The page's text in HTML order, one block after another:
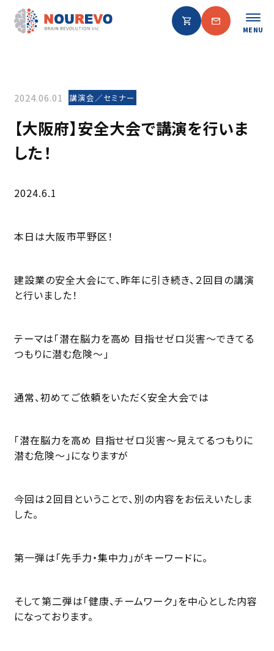
MENU
2024.06.01 講演会／セミナー
【大阪府】安全大会で講演を行いま
した！
2024.6.1
本日は大阪市平野区！
建設業の安全大会にて、昨年に引き続き、２回目の講演
と行いました！
テーマは「潜在脳力を高め 目指せゼロ災害〜できてる
つもりに潜む危険〜」
通常、初めてご依頼をいただく安全大会では
「潜在脳力を高め 目指せゼロ災害〜見えてるつもりに
潜む危険〜」になりますが
今回は２回目ということで、別の内容をお伝えいたしま
した。
第一弾は「先手力・集中力」がキーワードに。
そして第二弾は「健康、チームワーク」を中心とした内容
になっております。